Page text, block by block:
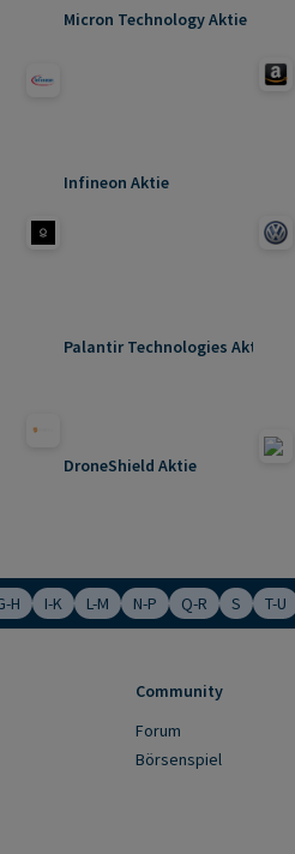
Micron Technology Aktie
Infineon Aktie
Palantir Technologies Aktie
DroneShield Aktie
H I-K L-M N-P Q-R S T-U
Community
Forum
Börsenspiel